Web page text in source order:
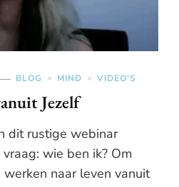
BLOG MIND VIDEO'S
Jezelf
dit rustige webinar
wie ben ik? Om
naar leven vanuit